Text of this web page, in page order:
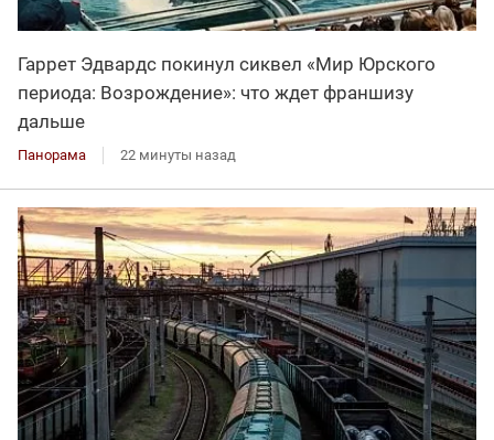
Гаррет Эдвардс покинул сиквел «Мир Юрского
периода: Возрождение»: что ждет франшизу
дальше
Панорама 22 минуты назад